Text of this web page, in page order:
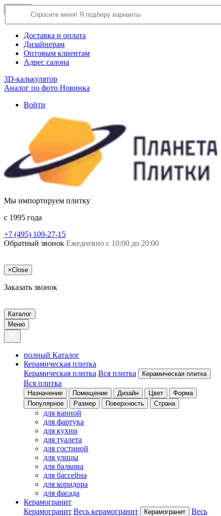
О компании
Доставка и оплата
Дизайнерам
Оптовым клиентам
Адрес салона
3D-калькулятор
Аналог по фото Новинка
Войти
Мы импортируем плитку
c 1995 года
+7 (495) 109-27-15
Обратный звонок Ежедневно с 10:00 до 20:00
×Close
Заказать звонок
Каталог
Меню
полный Каталог
Керамическая плитка
Керамическая плитка Вся плитка Керамическая плитка
Вся плитка
Назначение Помещение Дизайн Цвет
Форма
Популярное
Размер Поверхность Страна
для ванной
для фартука
для кухни
для туалета
для гостиной
для улицы
для балкона
для бассейна
для коридора
для фасада
Керамогранит
Керамогранит Весь керамогранит Керамогранит
Весь